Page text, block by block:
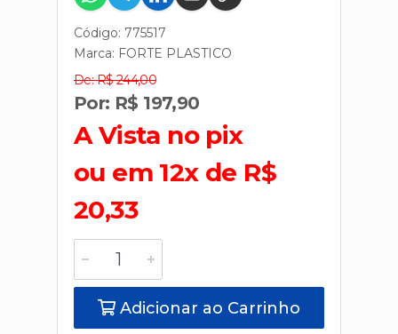
Código: 775517
Marca: FORTE PLASTICO
De: R$ 244,00
Por: R$ 197,90
A Vista no pix
ou em 12x de R$
20,33
Adicionar ao Carrinho